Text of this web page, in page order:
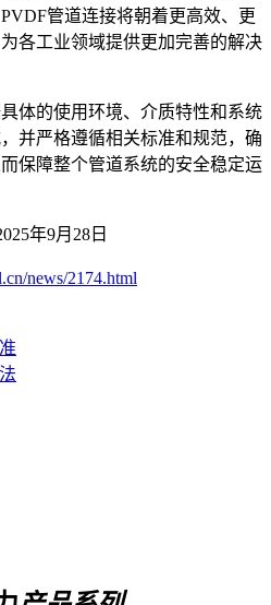
管道连接将朝着更高效、更
各工业领域提供更加完善的解决
体的使用环境、介质特性和系统
并严格遵循相关标准和规范，确
保障整个管道系统的安全稳定运
年9月28日
news/2174.html